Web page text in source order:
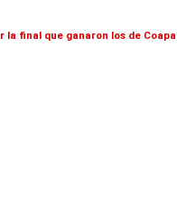
final que ganaron los de Coapa